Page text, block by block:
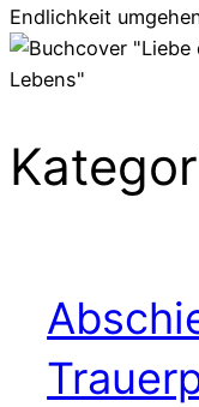
Endlichkeit